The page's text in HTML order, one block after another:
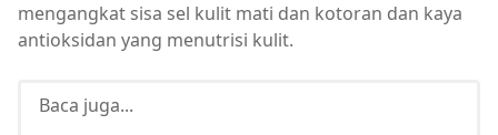
mengangkat sisa sel kulit mati dan kotoran dan kaya
antioksidan yang menutrisi kulit.
Baca juga...